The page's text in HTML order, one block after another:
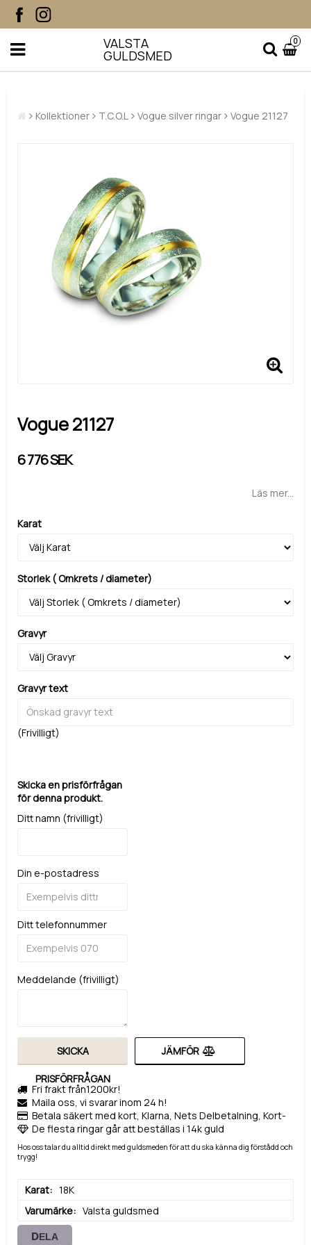
VALSTA
GULDSMED
0
Kollektioner T.C.O.L Vogue silver ringar Vogue 21127
Vogue 21127
6 776 SEK
Läs mer...
Karat
Storlek ( Omkrets / diameter)
Gravyr
Gravyr text
(Frivilligt)
Skicka en prisförfrågan
för denna produkt.
Ditt namn (frivilligt)
Din e-postadress
Ditt telefonnummer
Meddelande (frivilligt)
SKICKA
PRISFÖRFRÅGAN
JÄMFÖR
Fri frakt från1200kr!
Maila oss, vi svarar inom 24 h!
Betala säkert med kort, Klarna, Nets Delbetalning, Kort-
De flesta ringar går att beställas i 14k guld
Hos oss talar du alltid direkt med guldsmeden för att du ska känna dig förstådd och
trygg!
Karat
18K
Varumärke
Valsta guldsmed
DELA